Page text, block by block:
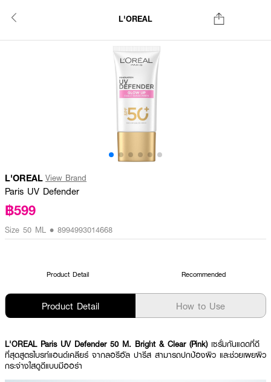
L'OREAL
L'OREAL View Brand
Paris UV Defender
฿599
Size 50 ML • 8994993014668
Product Detail Recommended
Product Detail How to Use
L'OREAL Paris UV Defender 50 M. Bright & Clear (Pink) เซรั่มกันแดดที่ดี
ที่สุดสูตรไบรท์แอนด์เคลียร์ จากลอรีอัล ปารีส สามารถปกป้องผิว และช่วยเผยผิว
กระจ่างใสดูดีแบบมีออร่า